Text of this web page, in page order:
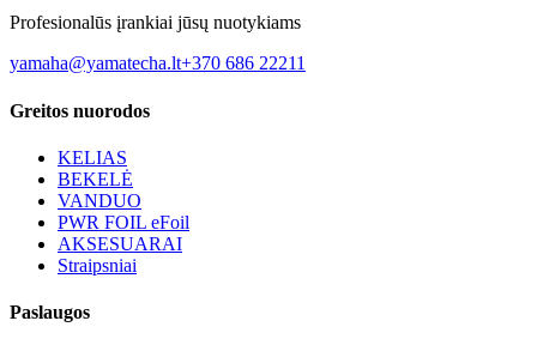
Profesionalūs įrankiai jūsų nuotykiams
yamaha@yamatecha.lt+370 686 22211
Greitos nuorodos
KELIAS
BEKELĖ
VANDUO
PWR FOIL eFoil
AKSESUARAI
Straipsniai
Paslaugos